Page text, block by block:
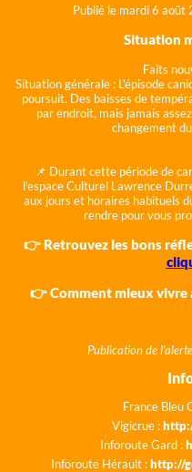
Publié le mardi 6 août
Situation
Faits
Situation générale : L'épisode
poursuit. Des baisses de
par endroit, mais jamais
changement
📌 Durant cette période de
l'espace Culturel Lawrence
aux jours et horaires habituels
rendre pour vous
👉 Retrouvez les bons
👉 Comment mieux vivre
Publication de
France Bleu
Vigicrue :
Inforoute Gard :
Inforoute Hérault :http://